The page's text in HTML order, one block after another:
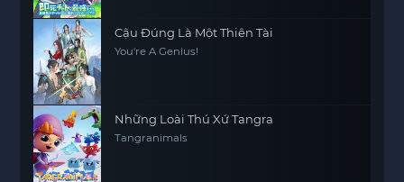
Cậu Đúng Là Một Thiên Tài
You're A Genius!
Những Loài Thú Xứ Tangra
Tangranimals